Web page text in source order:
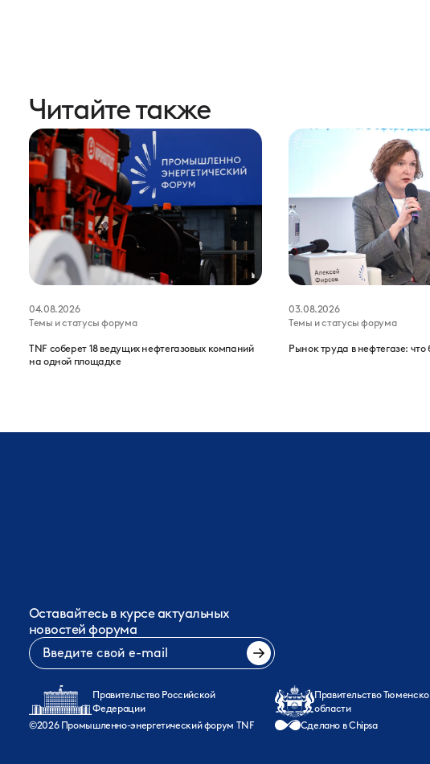
Читайте также
04.08.2026
Темы и статусы форума
TNF соберет 18 ведущих нефтегазовых компаний
на одной площадке
03.08.2026
Темы и статусы форума
Рынок труда в нефтегазе:
Оставайтесь в курсе актуальных
новостей форума
Правительство Российской
Федерации
Правительство
области
©2026Промышленно-энергетический форум TNF Сделано в Chipsa